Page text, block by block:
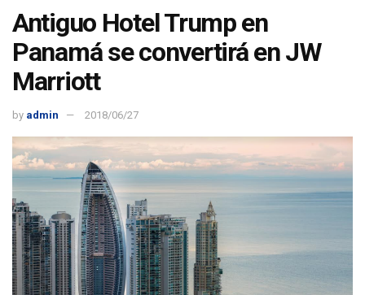
Antiguo Hotel Trump en
Panamá se convertirá en JW
Marriott
by admin 2018/06/27